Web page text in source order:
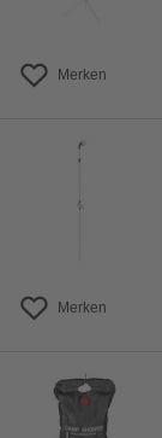
Merken
Merken